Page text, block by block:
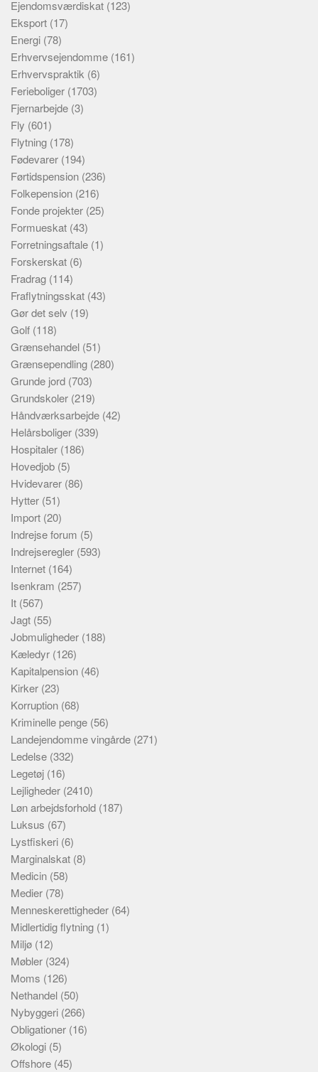
Ejendomsværdiskat (123)
Eksport (17)
Energi (78)
Erhvervsejendomme (161)
Erhvervspraktik (6)
Ferieboliger (1703)
Fjernarbejde (3)
Fly (601)
Flytning (178)
Fødevarer (194)
Førtidspension (236)
Folkepension (216)
Fonde projekter (25)
Formueskat (43)
Forretningsaftale (1)
Forskerskat (6)
Fradrag (114)
Fraflytningsskat (43)
Gør det selv (19)
Golf (118)
Grænsehandel (51)
Grænsependling (280)
Grunde jord (703)
Grundskoler (219)
Håndværksarbejde (42)
Helårsboliger (339)
Hospitaler (186)
Hovedjob (5)
Hvidevarer (86)
Hytter (51)
Import (20)
Indrejse forum (5)
Indrejseregler (593)
Internet (164)
Isenkram (257)
It (567)
Jagt (55)
Jobmuligheder (188)
Kæledyr (126)
Kapitalpension (46)
Kirker (23)
Korruption (68)
Kriminelle penge (56)
Landejendomme vingårde (271)
Ledelse (332)
Legetøj (16)
Lejligheder (2410)
Løn arbejdsforhold (187)
Luksus (67)
Lystfiskeri (6)
Marginalskat (8)
Medicin (58)
Medier (78)
Menneskerettigheder (64)
Midlertidig flytning (1)
Miljø (12)
Møbler (324)
Moms (126)
Nethandel (50)
Nybyggeri (266)
Obligationer (16)
Økologi (5)
Offshore (45)